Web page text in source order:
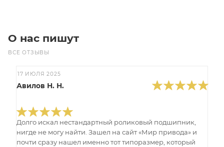
О нас пишут
ВСЕ ОТЗЫВЫ
17 ИЮЛЯ 2025
Авилов Н. Н.
Долго искал нестандартный роликовый подшипник,
нигде не могу найти. Зашел на сайт «Мир привода» и
почти сразу нашел именно тот типоразмер, который